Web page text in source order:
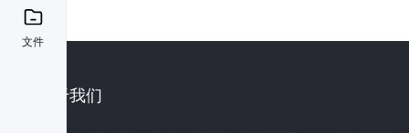
文件
关于我们